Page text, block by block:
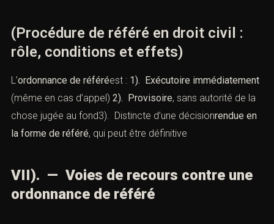
(Procédure de référé en droit civil :
rôle, conditions et effets)
L’ordonnance de référéest : 1). Exécutoire immédiatement
(même en cas d’appel) 2). Provisoire, sans autorité de la
chose jugée au fond3). Distincte d’une décisionrendue en
la forme de référé, qui peut être définitive
VII). — Voies de recours contre une
ordonnance de référé